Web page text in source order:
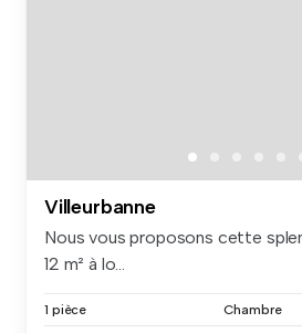
Villeurbanne
Nous vous proposons cette
12 m² à lo...
1 pièce Chambre